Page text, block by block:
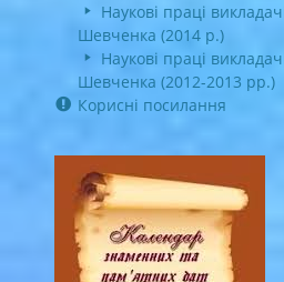
Наукові праці
Шевченка (2014 р.)
Наукові праці
Шевченка (2012-2013 рр.)
Корисні посилання